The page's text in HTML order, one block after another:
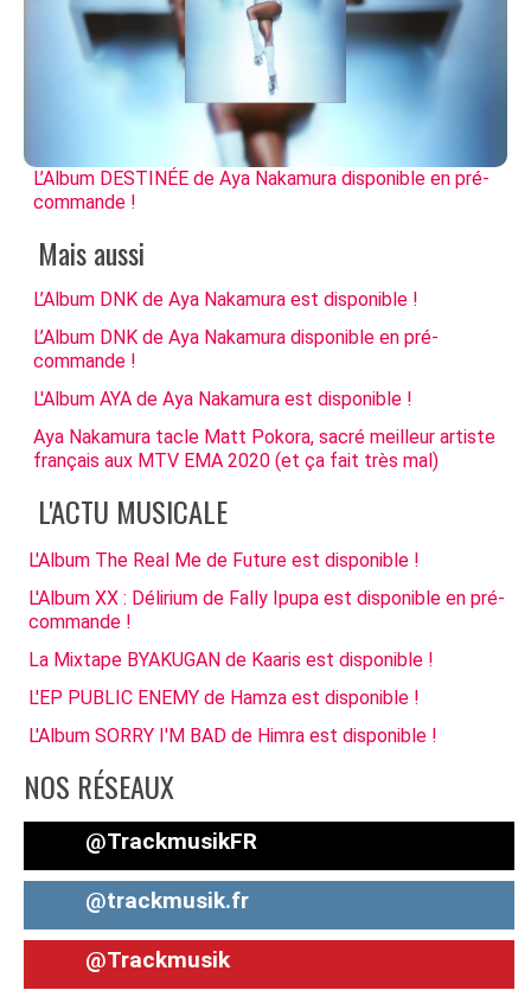
L’Album DESTINÉE de Aya Nakamura disponible en pré-
commande !
Mais aussi
L’Album DNK de Aya Nakamura est disponible !
L’Album DNK de Aya Nakamura disponible en pré-
commande !
L'Album AYA de Aya Nakamura est disponible !
Aya Nakamura tacle Matt Pokora, sacré meilleur artiste
français aux MTV EMA 2020 (et ça fait très mal)
L'ACTU MUSICALE
L'Album The Real Me de Future est disponible !
L'Album XX : Délirium de Fally Ipupa est disponible en pré-
commande !
La Mixtape BYAKUGAN de Kaaris est disponible !
L'EP PUBLIC ENEMY de Hamza est disponible !
L'Album SORRY I'M BAD de Himra est disponible !
NOS RÉSEAUX
@TrackmusikFR
@trackmusik.fr
@Trackmusik